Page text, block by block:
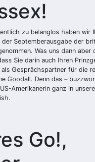
zu belanglos haben wir
Septemberausgabe der
Was uns dann aber
Sie darin auch Ihren
Gesprächspartner für die
Goodall. Denn das –
Amerikanerin ganz in
Go!,